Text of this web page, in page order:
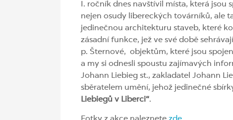
I. ročník dnes navštívil místa, která
nejen osudy libereckých továrníků, ale
jedinečnou architekturu staveb, které
zásadní funkce, jež ve své době
p. Šternové, objektům, které jsou
a my si odnesli spoustu zajímavých
Johann Liebieg st., zakladatel Johann
sběratelem umění, jehož jedinečné
Liebiegů v Liberci“.